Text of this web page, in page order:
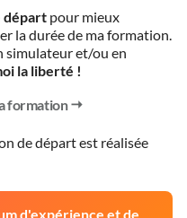
départ pour mieux
la durée de ma formation.
simulateur et/ou en
la liberté !
formation
de départ est réalisée
d'expérience et de